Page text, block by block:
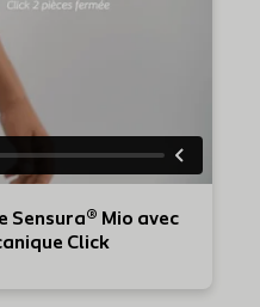
Sensura® Mio avec
Click